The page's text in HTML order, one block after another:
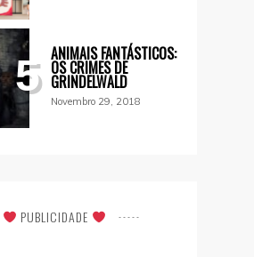
5 ANIMAIS FANTÁSTICOS:
OS CRIMES DE
GRINDELWALD
Novembro 29, 2018
PUBLICIDADE